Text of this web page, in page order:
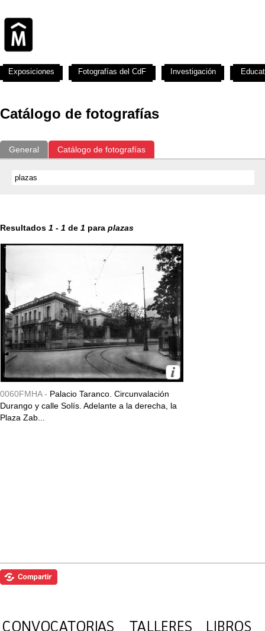
Catálogo de fotografías
General Catálogo de fotografías
Resultados 1 - 1 de 1 para plazas
0060FMHA - Palacio Taranco. Circunvalación
Durango y calle Solís. Adelante a la derecha, la
Plaza Zab...
Exposiciones Fotografías del CdF Investigación